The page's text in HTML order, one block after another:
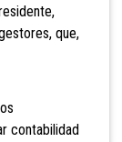
que,
contabilidad